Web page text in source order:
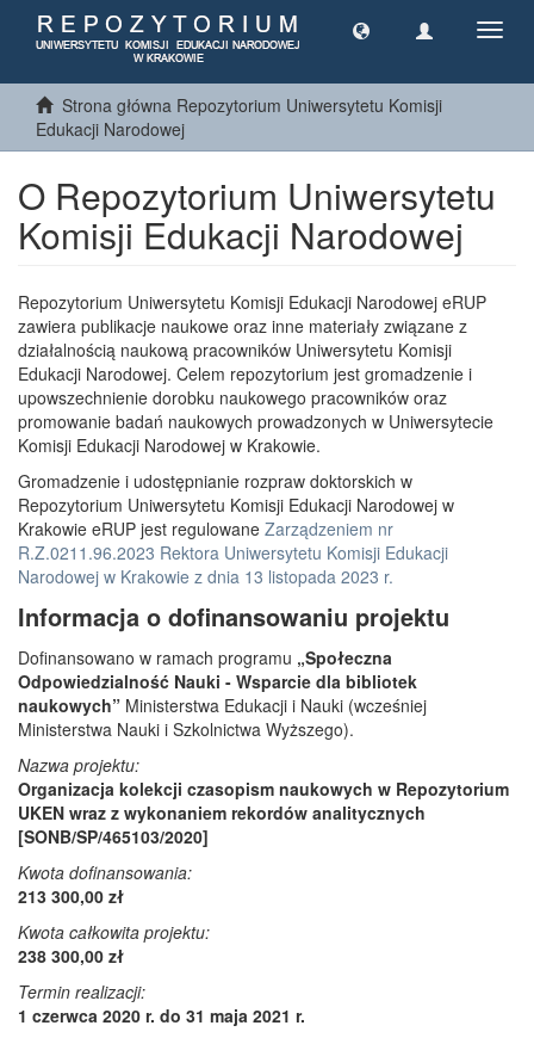
Strona główna Repozytorium Uniwersytetu Komisji
Edukacji Narodowej
O Repozytorium Uniwersytetu
Komisji Edukacji Narodowej
Repozytorium Uniwersytetu Komisji Edukacji Narodowej eRUP
zawiera publikacje naukowe oraz inne materiały związane z
działalnością naukową pracowników Uniwersytetu Komisji
Edukacji Narodowej. Celem repozytorium jest gromadzenie i
upowszechnienie dorobku naukowego pracowników oraz
promowanie badań naukowych prowadzonych w Uniwersytecie
Komisji Edukacji Narodowej w Krakowie.
Gromadzenie i udostępnianie rozpraw doktorskich w
Repozytorium Uniwersytetu Komisji Edukacji Narodowej w
Krakowie eRUP jest regulowane Zarządzeniem nr
R.Z.0211.96.2023 Rektora Uniwersytetu Komisji Edukacji
Narodowej w Krakowie z dnia 13 listopada 2023 r.
Informacja o dofinansowaniu projektu
Dofinansowano w ramach programu „Społeczna
Odpowiedzialność Nauki - Wsparcie dla bibliotek
naukowych” Ministerstwa Edukacji i Nauki (wcześniej
Ministerstwa Nauki i Szkolnictwa Wyższego).
Nazwa projektu:
Organizacja kolekcji czasopism naukowych w Repozytorium
UKEN wraz z wykonaniem rekordów analitycznych
[SONB/SP/465103/2020]
Kwota dofinansowania:
213 300,00 zł
Kwota całkowita projektu:
238 300,00 zł
Termin realizacji:
1 czerwca 2020 r. do 31 maja 2021 r.